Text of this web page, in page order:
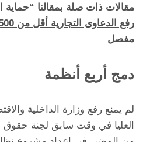
مقالات ذات صلة بمقالنا “حماية
مفصل
دمج أربع أنظمة
لم يمنع رفع وزارة الداخلية
العليا في وقت سابق لجنة حقوق